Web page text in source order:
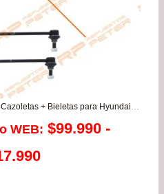
PROMO RP – Amortiguadores + Cazoletas + Bieletas para Hyundai Elantra 1.6/2.0
WEB: $99.990 -
Rango